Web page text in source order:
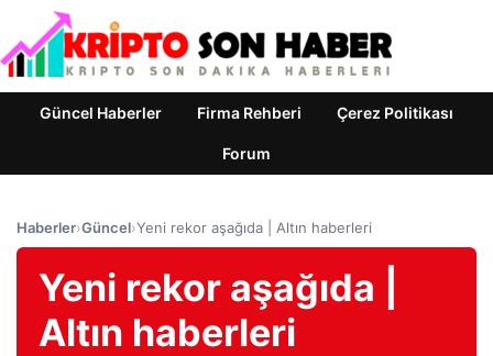
Güncel Haberler Firma Rehberi Çerez Politikası
Forum
Haberler›Güncel›Yeni rekor aşağıda | Altın haberleri
Yeni rekor aşağıda |
Altın haberleri